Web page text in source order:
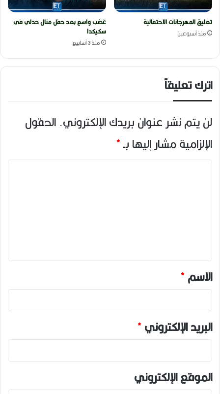
تعليق المهرجانات الاحتفالية
منذ أسبوعين
غضب واسع بعد حفل منال حدلي في
سكيكدا
منذ 3 أسابيع
اترك تعليقاً
لن يتم نشر عنوان بريدك الإلكتروني. الحقول
الإلزامية مشار إليها بـ*
ا
ق
*
الاسم*
البريد الإلكتروني*
الموقع الإلكتروني